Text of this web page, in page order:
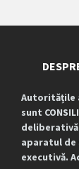
Autoritățile
sunt
deliberativă
aparatul
executivă.